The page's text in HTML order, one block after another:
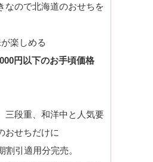
なので北海道のおせちを
楽しめる
円以下のお手頃価格
三段重、和洋中と人気要
おせちだけに
割引適用分完売。